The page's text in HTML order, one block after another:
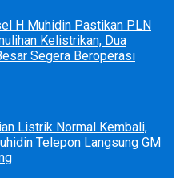
H Muhidin Pastikan PLN
Kelistrikan, Dua
Segera Beroperasi
Listrik Normal Kembali,
Telepon Langsung GM